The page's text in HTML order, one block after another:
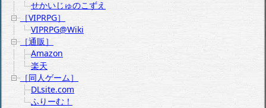
せかいじゅのこずえ
［VIPRPG］
VIPRPG@Wiki
［通販］
Amazon
楽天
［同人ゲーム］
DLsite.com
ふりーむ！